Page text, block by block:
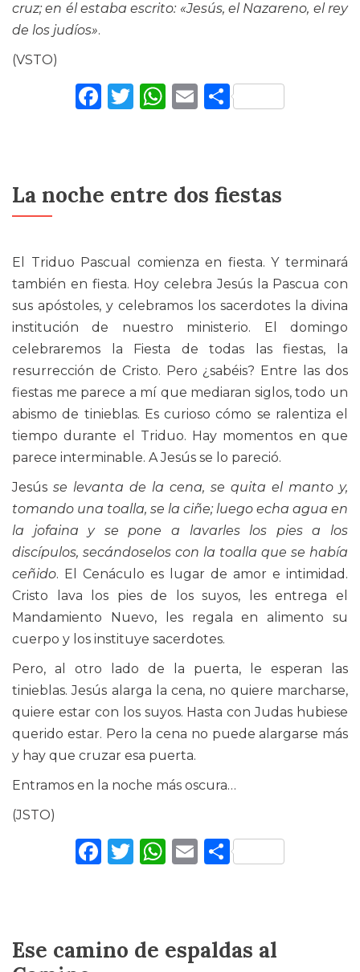
cruz; en él estaba escrito: «Jesús, el Nazareno, el rey
de los judíos».
(VSTO)
Facebook
Twitter
WhatsApp
Email
La noche entre dos fiestas
El Triduo Pascual comienza en fiesta. Y terminará
también en fiesta. Hoy celebra Jesús la Pascua con
sus apóstoles, y celebramos los sacerdotes la divina
institución de nuestro ministerio. El domingo
celebraremos la Fiesta de todas las fiestas, la
resurrección de Cristo. Pero ¿sabéis? Entre las dos
fiestas me parece a mí que mediaran siglos, todo un
abismo de tinieblas. Es curioso cómo se ralentiza el
tiempo durante el Triduo. Hay momentos en que
parece interminable. A Jesús se lo pareció.
Jesús se levanta de la cena, se quita el manto y,
tomando una toalla, se la ciñe; luego echa agua en
la jofaina y se pone a lavarles los pies a los
discípulos, secándoselos con la toalla que se había
ceñido. El Cenáculo es lugar de amor e intimidad.
Cristo lava los pies de los suyos, les entrega el
Mandamiento Nuevo, les regala en alimento su
cuerpo y los instituye sacerdotes.
Pero, al otro lado de la puerta, le esperan las
tinieblas. Jesús alarga la cena, no quiere marcharse,
quiere estar con los suyos. Hasta con Judas hubiese
querido estar. Pero la cena no puede alargarse más
y hay que cruzar esa puerta.
Entramos en la noche más oscura…
(JSTO)
Facebook
Twitter
WhatsApp
Email
Ese camino de espaldas al